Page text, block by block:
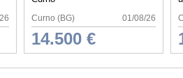
Curno (BG) 01/08/26
14.500 €